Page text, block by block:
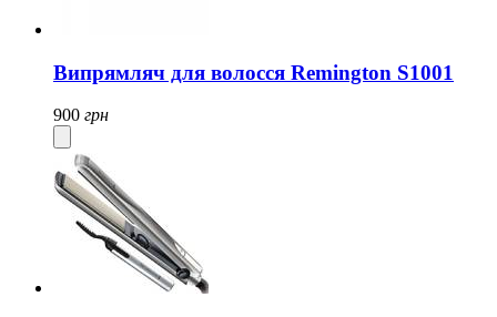
Випрямляч для волосся Remington S1001
900 грн